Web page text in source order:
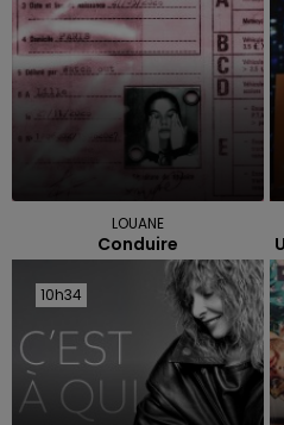
LOUANE
Conduire
10h34
10h34